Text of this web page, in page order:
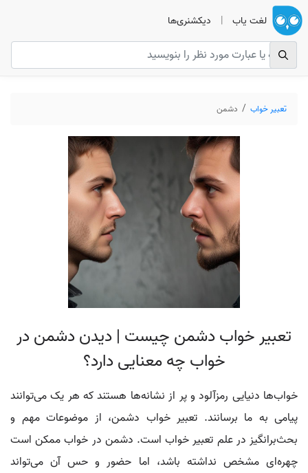
لغت یاب | دیکشنری‌ها
تعبیر خواب دشمن
تعبیر خواب دشمن چیست | دیدن دشمن در
خواب چه معنایی دارد؟
خواب‌ها دنیایی رمزآلود و پر از نشانه‌ها هستند که هر یک می‌توانند
پیامی به ما برسانند. تعبیر خواب دشمن، از موضوعات مهم و
بحث‌برانگیز در علم تعبیر خواب است. دشمن در خواب ممکن است
چهره‌ای مشخص نداشته باشد، اما حضور و حس آن می‌تواند